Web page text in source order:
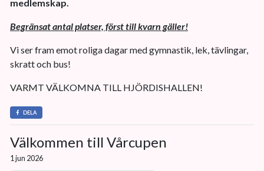
medlemskap.
Begränsat antal platser, först till kvarn gäller!
Vi ser fram emot roliga dagar med gymnastik, lek, tävlingar,
skratt och bus!
VARMT VÄLKOMNA TILL HJÖRDISHALLEN!
DELA
Välkommen till Vårcupen
1 jun 2026